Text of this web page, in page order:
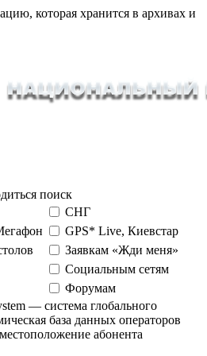
которая хранится в архивах и
поиск
СНГ
GPS* Live, Киевстар
Заявкам «Жди меня»
Социальным сетям
Форумам
— система глобального
база данных операторов
абонента